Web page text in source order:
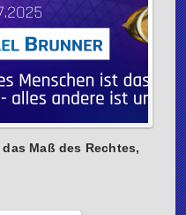
Maß des Rechtes,